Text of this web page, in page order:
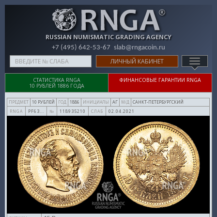
RUSSIAN NUMISMATIC GRADING AGENCY
+7 (495) 642-53-67 slab@rngacoin.ru
Type
your
search
here
ЛИЧНЫЙ КАБИНЕТ
СТАТИСТИКА RNGA
10 РУБЛЕЙ 1886 ГОДА
ФИНАНСОВЫЕ ГАРАНТИИ RNGA
ПРЕДМЕТ 10 РУБЛЕЙ ГОД 1886 ИНИЦИАЛЫ АГ М/Д САНКТ-ПЕТЕРБУРГСКИЙ
RNGA PF63... № 118935210 СЛАБ 02.04.2021